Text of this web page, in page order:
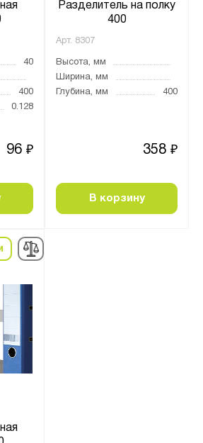
40
400
0.128
96 ₽
Разделитель на полку
400
Арт. 8307
Высота, мм
Ширина, мм
Глубина, мм
400
358 ₽
В корзину